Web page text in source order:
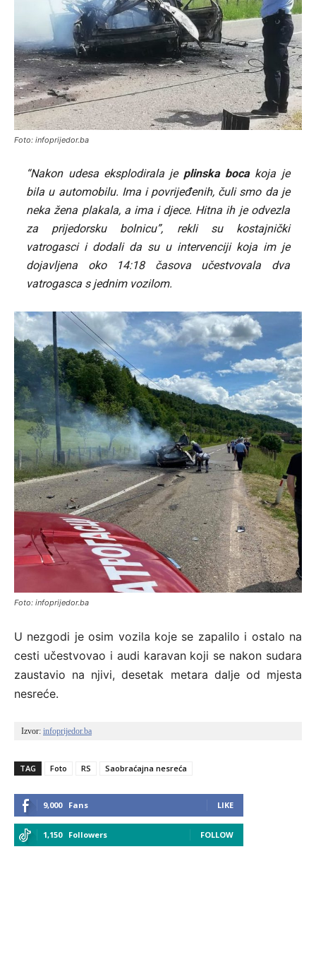
Foto: infoprijedor.ba
“Nakon udesa eksplodirala je plinska bocakoja je
bila u automobilu. Ima i povrijeđenih, čuli smo da je
neka žena plakala, a ima i djece. Hitna ih je odvezla
za prijedorsku bolnicu”, rekli su kostajnički
vatrogasci i dodali da su u intervenciji koja im je
dojavljena oko 14:18 časova učestvovala dva
vatrogasca s jednim vozilom.
Foto: infoprijedor.ba
U nezgodi je osim vozila koje se zapalilo i ostalo na
cesti učestvovao i audi karavan koji se nakon sudara
zaustavio na njivi, desetak metara dalje od mjesta
nesreće.
Izvor: infoprijedor.ba
TAG Foto RS Saobraćajna nesreća
9,000 Fans LIKE
1,150 Followers FOLLOW